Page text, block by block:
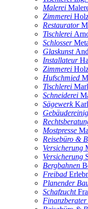
Malerei
Zimmerei
Restaurator
Tischlerei
Schlosser
Glaskunst
Installateur
Zimmerei
Hufschmied
Tischlerei
Schneiderei
Sägewerk
Mostpresse
Reisebüro &
Versicherung
Versicherung
Bergbahnen
Freibad
Planender
Schafzucht
Finanzberater